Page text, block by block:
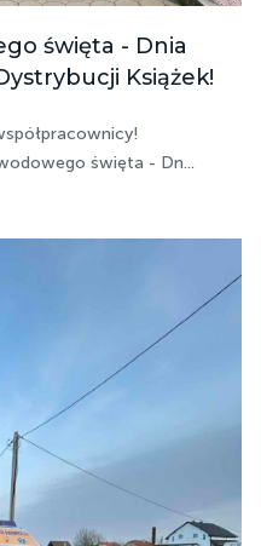
święta - Dnia
Książek!
święta - Dn...